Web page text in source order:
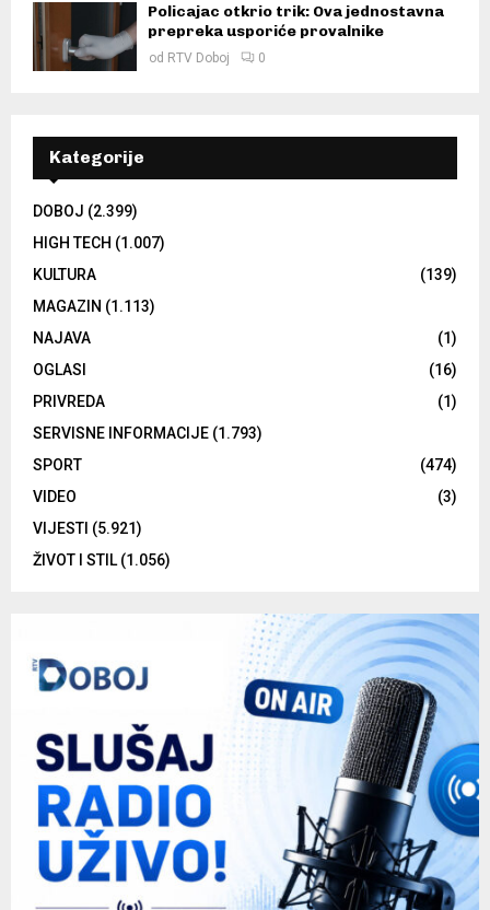
Policajac otkrio trik: Ova jednostavna
prepreka usporiće provalnike
od RTV Doboj 0
Kategorije
DOBOJ (2.399)
HIGH TECH (1.007)
KULTURA
(139)
MAGAZIN (1.113)
NAJAVA
(1)
OGLASI
(16)
PRIVREDA
(1)
SERVISNE INFORMACIJE (1.793)
SPORT
(474)
VIDEO
(3)
VIJESTI (5.921)
ŽIVOT I STIL(1.056)